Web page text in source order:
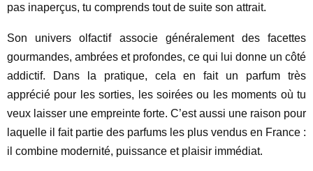
pas inaperçus, tu comprends tout de suite son attrait.
Son univers olfactif associe généralement des facettes
gourmandes, ambrées et profondes, ce qui lui donne un côté
addictif. Dans la pratique, cela en fait un parfum très
apprécié pour les sorties, les soirées ou les moments où tu
veux laisser une empreinte forte. C’est aussi une raison pour
laquelle il fait partie des parfums les plus vendus en France :
il combine modernité, puissance et plaisir immédiat.